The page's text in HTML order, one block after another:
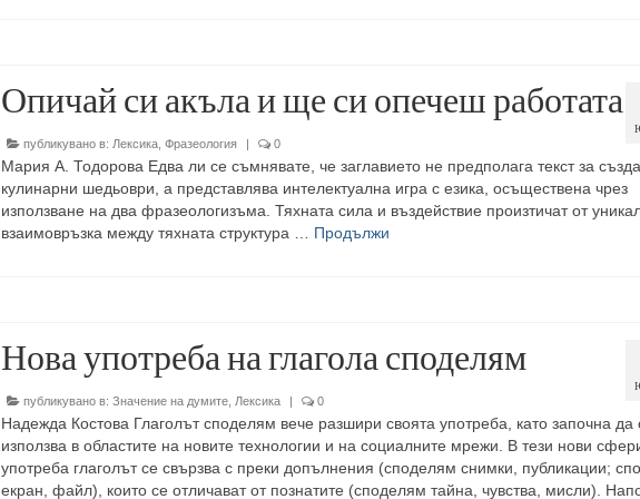
Опичай си акъла и ще си опечеш работата
публикувано в: Лексика, Фразеология | 0
Мария А. Тодорова Едва ли се съмнявате, че заглавието не предполага текст за
кулинарни шедьоври, а представлява интелектуална игра с езика, осъществена чрез
използване на два фразеологизъма. Тяхната сила и въздействие произтичат от
взаимовръзка между тяхната структура … Продължи
Нова употреба на глагола споделям
публикувано в: Значение на думите, Лексика | 0
Надежда Костова Глаголът споделям вече разшири своята употреба, като започна да
използва в областите на новите технологии и на социалните мрежи. В тези нови
употреба глаголът се свързва с преки допълнения (споделям снимки, публикации;
екран, файл), които се отличават от познатите (споделям тайна, чувства, мисли).